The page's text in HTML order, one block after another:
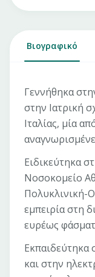
Βιογραφικό
Γεννήθηκα
στην Ιατρική
Ιταλίας, μία
Ειδικεύτηκα
Νοσοκομείο
Πολυκλινική-
εμπειρία στη
ευρέως
Εκπαιδεύτηκα
και στην